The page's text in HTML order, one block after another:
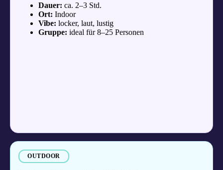
Dauer: ca. 2–3 Std.
Ort: Indoor
Vibe: locker, laut, lustig
Gruppe: ideal für 8–25 Personen
OUTDOOR